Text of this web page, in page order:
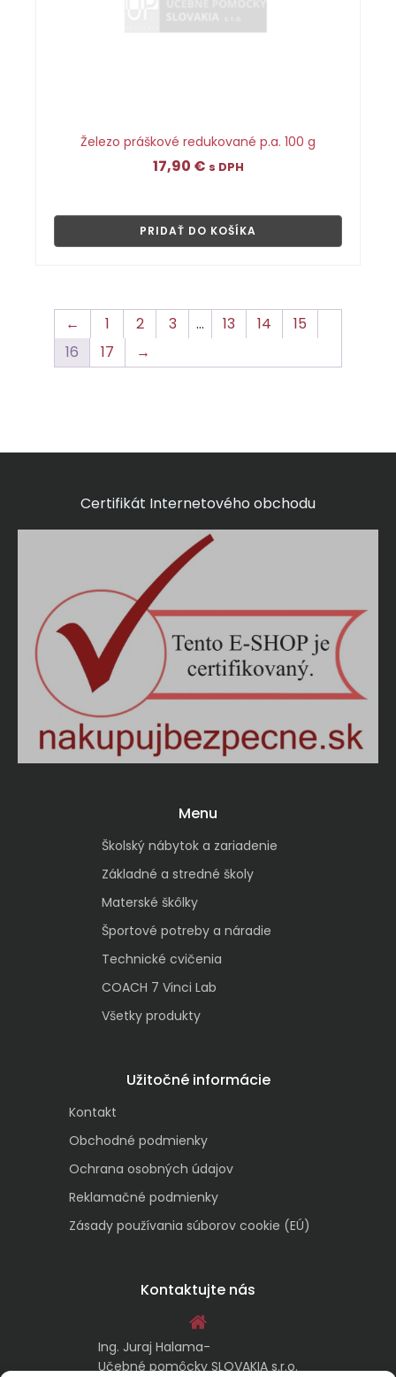
Železo práškové redukované p.a. 100 g
17,90 € s DPH
PRIDAŤ DO KOŠÍKA
← 1 2 3 … 13 14
15
16
17 →
Certifikát Internetového obchodu
Menu
Školský nábytok a zariadenie
Základné a stredné školy
Materské škôlky
Športové potreby a náradie
Technické cvičenia
COACH 7 Vinci Lab
Všetky produkty
Užitočné informácie
Kontakt
Obchodné podmienky
Ochrana osobných údajov
Reklamačné podmienky
Zásady používania súborov cookie (EÚ)
Kontaktujte nás
Ing. Juraj Halama-
Učebné pomôcky SLOVAKIA s.r.o.